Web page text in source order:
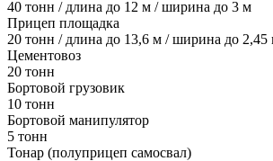
40 тонн / длина до 12 м / ширина до 3 м
Прицеп площадка
20 тонн / длина до 13,6 м / ширина до 2,45
Цементовоз
20 тонн
Бортовой грузовик
10 тонн
Бортовой манипулятор
5 тонн
Тонар (полуприцеп самосвал)